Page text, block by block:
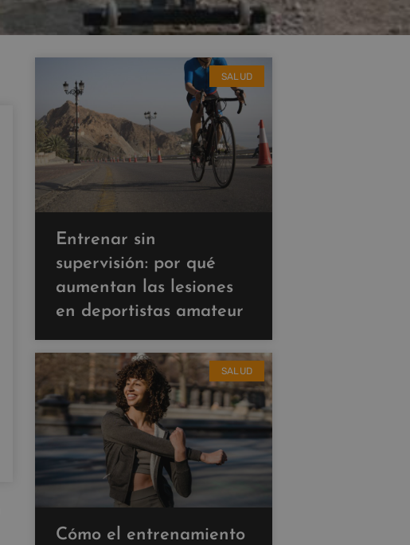
SALUD
Entrenar sin
supervisión: por qué
aumentan las lesiones
en deportistas amateur
SALUD
Cómo el entrenamiento